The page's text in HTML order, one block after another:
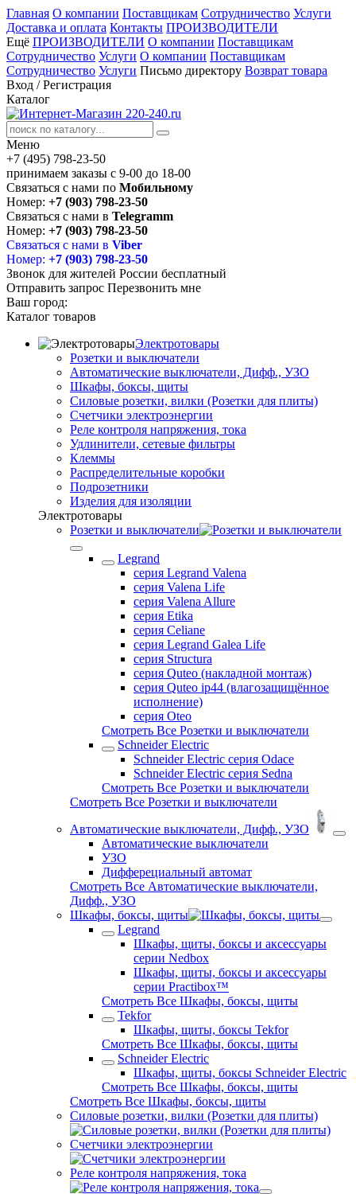
Главная О компании Поставщикам Сотрудничество Услуги
Доставка и оплата Контакты ПРОИЗВОДИТЕЛИ
Ещё ПРОИЗВОДИТЕЛИ О компании Поставщикам
Сотрудничество Услуги О компании Поставщикам
Сотрудничество Услуги Письмо директору Возврат товара
Вход /Регистрация
Каталог
Меню
+7 (495) 798-23-50
принимаем заказы с 9-00 до 18-00
Связаться с нами по Мобильному
Номер: +7 (903) 798-23-50
Связаться с нами в Telegramm
Номер: +7 (903) 798-23-50
Связаться с нами в Viber
Номер: +7 (903) 798-23-50
Звонок для жителей России бесплатный
Отправить запрос Перезвонить мне
Ваш город:
Каталог товаров
Электротовары
Розетки и выключатели
Автоматические выключатели, Дифф., УЗО
Шкафы, боксы, щиты
Силовые розетки, вилки (Розетки для плиты)
Счетчики электроэнергии
Реле контроля напряжения, тока
Удлинители, сетевые фильтры
Клеммы
Распределительные коробки
Подрозетники
Изделия для изоляции
Электротовары
Розетки и выключатели
Legrand
серия Legrand Valena
серия Valena Life
серия Valena Allure
серия Etika
серия Celiane
серия Legrand Galea Life
серия Structura
серия Quteo (накладной монтаж)
серия Quteo ip44 (влагозащищённое
исполнение)
серия Oteo
Смотреть Все Розетки и выключатели
Schneider Electric
Schneider Electric серия Odace
Schneider Electric серия Sedna
Смотреть Все Розетки и выключатели
Смотреть Все Розетки и выключатели
Автоматические выключатели, Дифф., УЗО
Автоматические выключатели
УЗО
Дифферециальный автомат
Смотреть Все Автоматические выключатели,
Дифф., УЗО
Шкафы, боксы, щиты
Legrand
Шкафы, щиты, боксы и аксессуары
серии Nedbox
Шкафы, щиты, боксы и аксессуары
серии Practibox™
Смотреть Все Шкафы, боксы, щиты
Tekfor
Шкафы, щиты, боксы Tekfor
Смотреть Все Шкафы, боксы, щиты
Schneider Electric
Шкафы, щиты, боксы Schneider Electric
Смотреть Все Шкафы, боксы, щиты
Смотреть Все Шкафы, боксы, щиты
Силовые розетки, вилки (Розетки для плиты)
Счетчики электроэнергии
Реле контроля напряжения, тока